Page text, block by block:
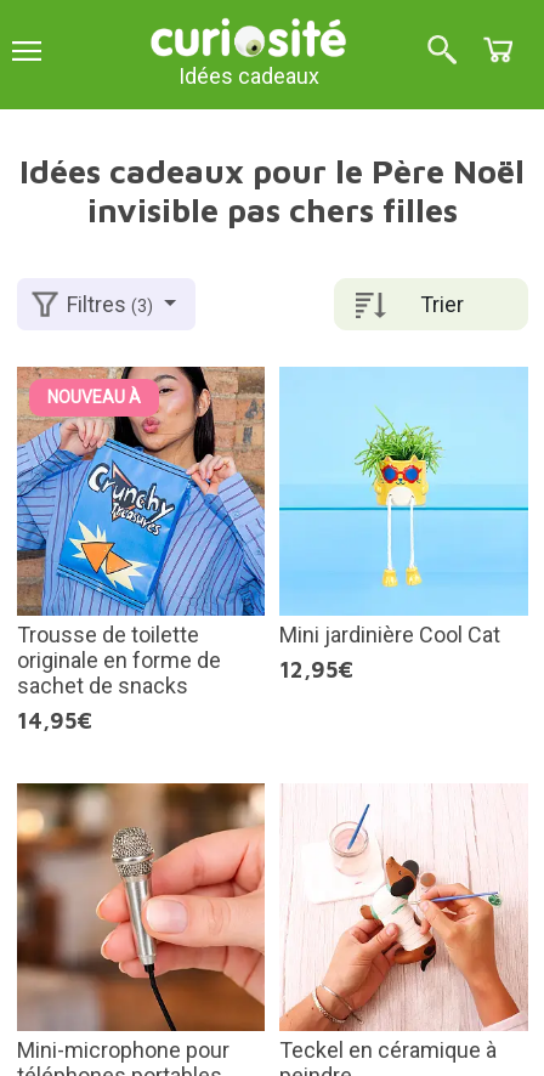
Idées cadeaux
Idées cadeaux pour le Père Noël
invisible pas chers filles
Trier
Filtres(3)
NOUVEAU À
Trousse de toilette
originale en forme de
sachet de snacks
14,95€
Mini jardinière Cool Cat
12,95€
Mini-microphone pour
Teckel en céramique à